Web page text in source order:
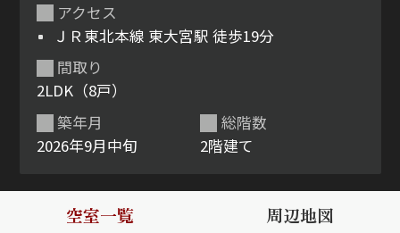
シャーメゾンとは
ルームツアー
アクセス
ＪＲ東北本線 東大宮駅 徒歩19分
築年月
2026年9月中旬
間取り
2LDK（8戸）
総階数
2階建て
空室一覧 周辺地図